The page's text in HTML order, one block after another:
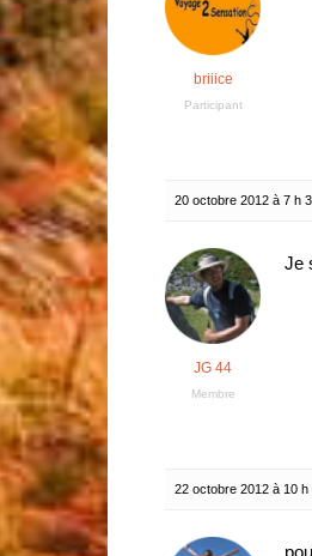
briiice
Participant
20 octobre 2012 à 7 h
JG 44
Membre
Je
22 octobre 2012 à 10 h